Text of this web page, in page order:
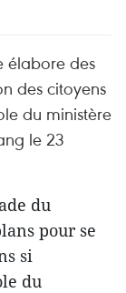
élabore des
des citoyens
du ministère
le 23
du
pour se
si
du